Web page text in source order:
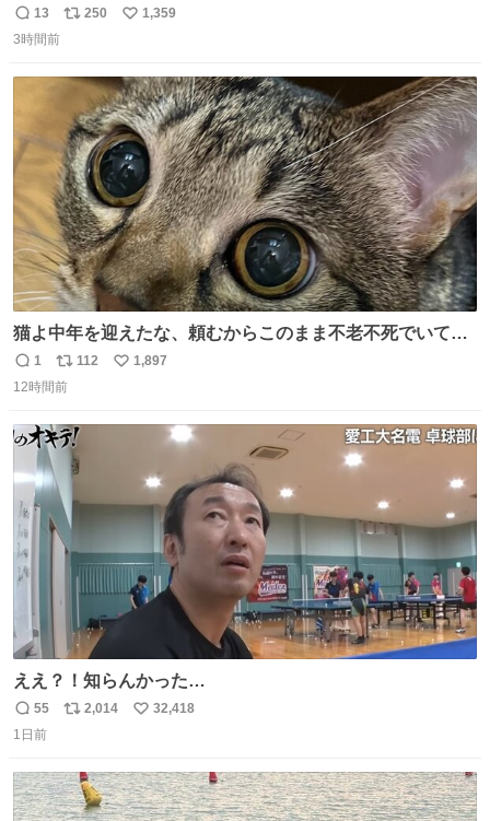
のミニチュア」 でも見ていってよ
返
信
13
リ
数
250
い
数
1,359
3時間前
猫よ中年を迎えたな、頼むからこのまま不老不死でいてく
れ…と願ってから、いや人間の家族が死に絶えて猫だけこ
の世に置いていくなんてひどいことはできない…と思って
愛がられて困ることもなかろうなと思ったのでやっぱり猫
よ不老不死でいてくれ
返
信
1
リ
ポ
ト
112
い
1,897
12時間前
ええ？！知らんかった…
返
信
55
リ
ト
数
2,014
い
数
32,418
1日前